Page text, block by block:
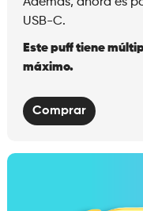
USB-C.
Este puff tiene
máximo.
Comprar